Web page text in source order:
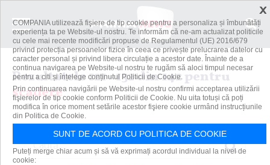
Rezultatele 121 - 132 din 142 pentru
scadere
Caută
×
COMPANIA utilizează fişiere de tip cookie pentru a personaliza și îmbunătăți
experiența ta pe Website-ul nostru. Te informăm că ne-am actualizat politicile
cu cele mai recente modificări propuse de Regulamentul (UE) 2016/679
privind protecția persoanelor fizice în ceea ce privește prelucrarea datelor cu
caracter personal și privind libera circulație a acestor date. Înainte de a
continua navigarea pe Website-ul nostru te rugăm să aloci timpul necesar
pentru a citi și înțelege conținutul Politicii de Cookie.
Prin continuarea navigării pe Website-ul nostru confirmi acceptarea utilizării
fişierelor de tip cookie conform Politicii de Cookie. Nu uita totuși că poți
modifica în orice moment setările acestor fişiere cookie urmând instrucțiunile
din Politica de Cookie.
SUNT DE ACORD CU POLITICA DE COOKIE
Puteți merge chiar acum și să vă exprimați acordul individual la nivel de
cookie: